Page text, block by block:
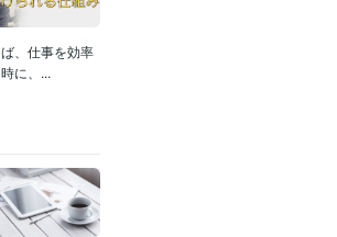
、仕事を効率
に、...